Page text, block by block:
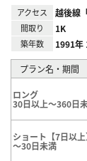
アクセス 越後線
間取り 1K
築年数 1991年
プラン名・期間
ロング
30日以上～360日
ショート【7日以上
～30日未満